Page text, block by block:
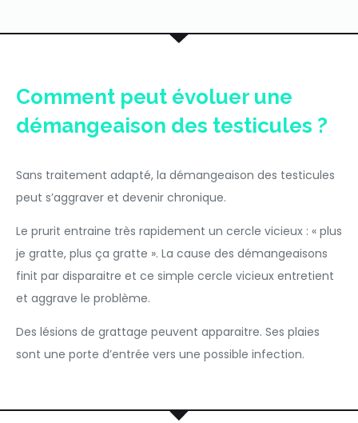
Comment peut évoluer une
démangeaison des testicules ?
Sans traitement adapté, la démangeaison des testicules
peut s’aggraver et devenir chronique.
Le prurit entraine très rapidement un cercle vicieux : « plus
je gratte, plus ça gratte ». La cause des démangeaisons
finit par disparaitre et ce simple cercle vicieux entretient
et aggrave le problème.
Des lésions de grattage peuvent apparaitre. Ses plaies
sont une porte d’entrée vers une possible infection.